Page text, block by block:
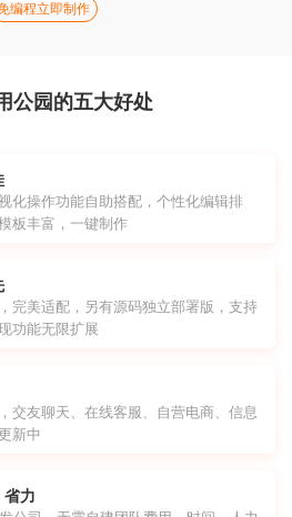
编程立即制作
公园的五大好处
化操作功能自助搭配，个性化编辑排
板丰富，一键制作
完美适配，另有源码独立部署版，支持
功能无限扩展
交友聊天、在线客服、自营电商、信息
新中
省力